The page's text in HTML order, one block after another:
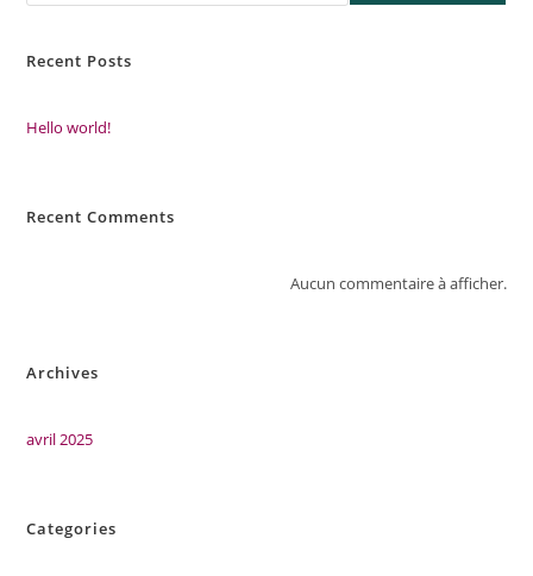
Recent Posts
Hello world!
Recent Comments
Aucun commentaire à afficher.
Archives
avril 2025
Categories